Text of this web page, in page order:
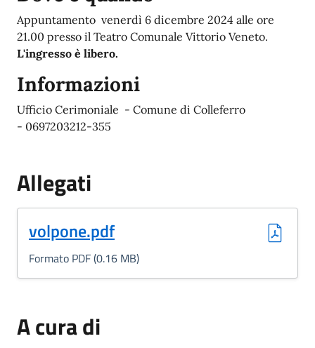
Appuntamento venerdì 6 dicembre 2024 alle ore
21.00 presso il Teatro Comunale Vittorio Veneto.
L'ingresso è libero.
Informazioni
Ufficio Cerimoniale - Comune di Colleferro
- 0697203212-355
Allegati
volpone.pdf
(Formato PDF, 0.16 MB)
Formato PDF (0.16 MB)
A cura di